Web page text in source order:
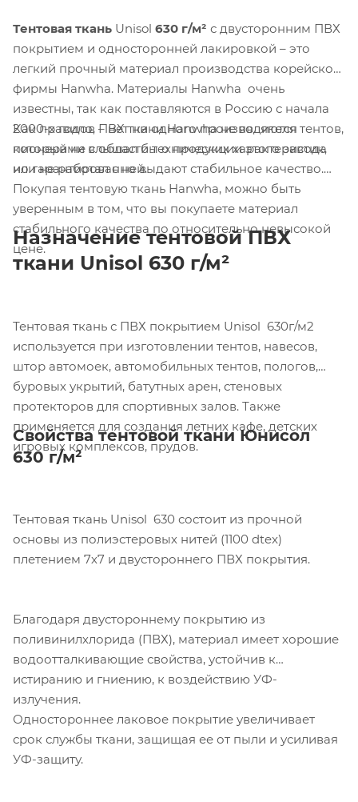
Тентовая ткань Unisol 630 г/м² с двусторонним ПВХ
покрытием и односторонней лакировкой – это
легкий прочный материал производства корейской
фирмы Hanwha. Материалы Hanwha очень
известны, так как поставляются в Россию с начала
2000-х годов – нет ни одного производителя тентов,
который не слышал бы о продукции этого завода
или не работал с ней.
Как правило, ПВХ ткани Hanwha не являются
пионерами в области технических характеристик,
но гарантированно выдают стабильное качество.
Покупая тентовую ткань Hanwha, можно быть
уверенным в том, что вы покупаете материал
стабильного качества по относительно невысокой
цене.
Назначение тентовой ПВХ
ткани Unisol 630 г/м²
Тентовая ткань с ПВХ покрытием Unisol 630г/м2
используется при изготовлении тентов, навесов,
штор автомоек, автомобильных тентов, пологов,
буровых укрытий, батутных арен, стеновых
протекторов для спортивных залов. Также
применяется для создания летних кафе, детских
игровых комплексов, прудов.
Свойства тентовой ткани Юнисол
630 г/м²
Тентовая ткань Unisol 630 состоит из прочной
основы из полиэстеровых нитей (1100 dtex)
плетением 7х7 и двустороннего ПВХ покрытия.
Благодаря двустороннему покрытию из
поливинилхлорида (ПВХ), материал имеет хорошие
водоотталкивающие свойства, устойчив к
истиранию и гниению, к воздействию УФ-
излучения.
Одностороннее лаковое покрытие увеличивает
срок службы ткани, защищая ее от пыли и усиливая
УФ-защиту.